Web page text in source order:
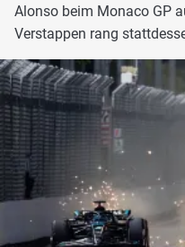
Alonso beim Monaco GP
Verstappen rang